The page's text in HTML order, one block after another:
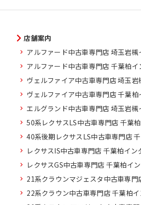
店舗案内
アルファード中古車専門店 埼玉岩槻
アルファード中古車専門店 千葉柏イ
ヴェルファイア中古車専門店 埼玉岩
ヴェルファイア中古車専門店 千葉柏
エルグランド中古車専門店 埼玉岩槻
50系レクサスLS中古車専門店 千葉
40系後期レクサスLS中古車専門店
レクサスIS中古車専門店 千葉柏イン
レクサスGS中古車専門店 千葉柏イ
21系クラウンマジェスタ中古車専門
22系クラウン中古車専門店 千葉柏